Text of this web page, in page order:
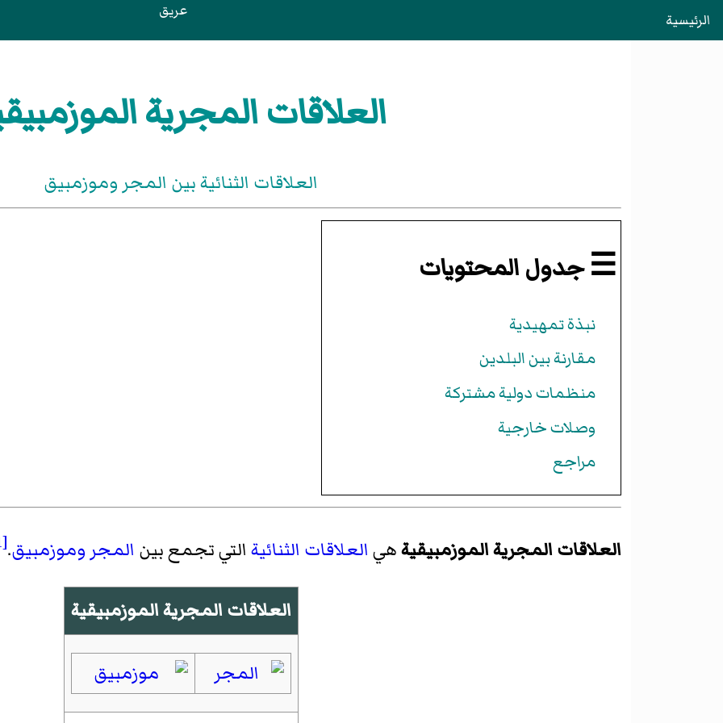
الرئيسية عريق
العلاقات المجرية
العلاقات الثنائية بين المجر وموزمبيق
☰ جدول المحتويات
نبذة تمهيدية
مقارنة بين البلدين
منظمات دولية مشتركة
وصلات خارجية
مراجع
العلاقات المجرية الموزمبيقيةهي العلاقات الثنائية التي تجمع بين المجر وموزمبيق.
[1]
العلاقات المجرية الموزمبيقية